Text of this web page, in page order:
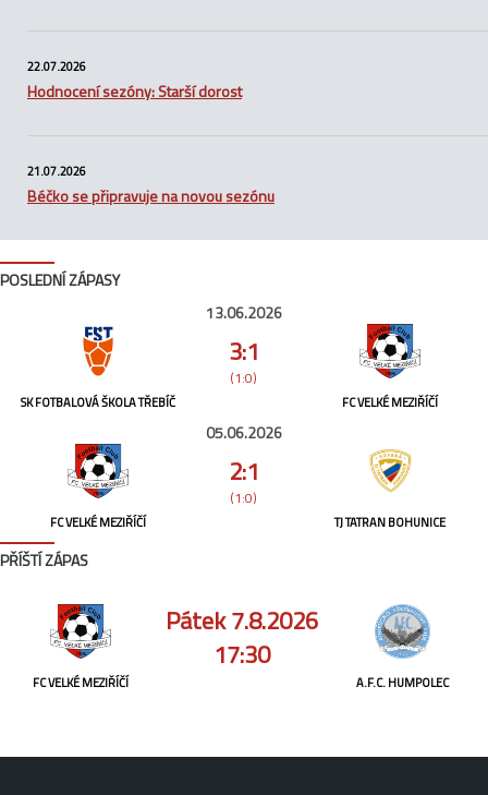
22.07.2026
Hodnocení sezóny: Starší dorost
21.07.2026
Béčko se připravuje na novou sezónu
POSLEDNÍ ZÁPASY
SK FOTBALOVÁ ŠKOLA TŘEBÍČ
13.06.2026
3:1
(1:0)
FC VELKÉ MEZIŘÍČÍ
FC VELKÉ MEZIŘÍČÍ
05.06.2026
2:1
(1:0)
TJ TATRAN BOHUNICE
PŘÍŠTÍ ZÁPAS
FC VELKÉ MEZIŘÍČÍ
Pátek 7.8.2026
17:30
A.F.C. HUMPOLEC